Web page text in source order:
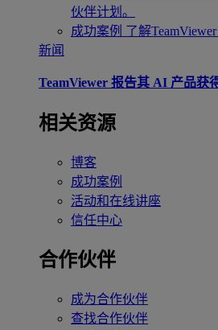
伙伴计划。
成功案例 了解
新闻
TeamViewer 报告其 AI 产品获
相关资源
博客
成功案例
活动和在线讲座
信任中心
合作伙伴
成为合作伙伴
查找合作伙伴